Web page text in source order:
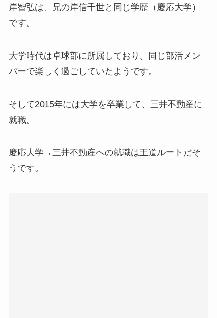
岸智弘は、兄の岸信千世と同じ学歴（慶応大学）
です。
大学時代は卓球部に所属しており、同じ部活メン
バーで楽しく過ごしていたようです。
そして2015年には大学を卒業して、三井不動産に
就職。
慶応大学→三井不動産への就職は王道ルートだそ
うです。